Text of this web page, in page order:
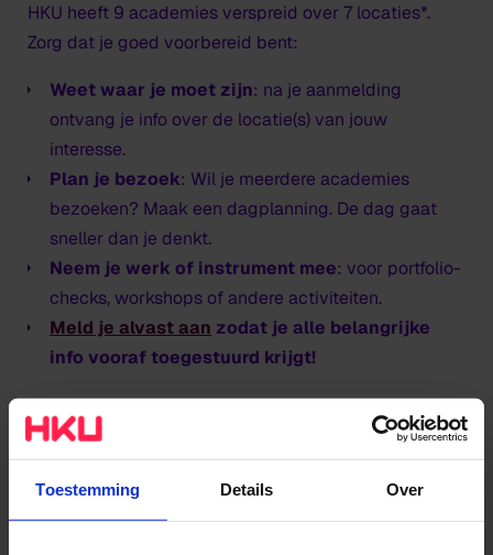
Toestemming Details Over
HKU heeft 9 academies verspreid over 7 locaties*.
Zorg dat je goed voorbereid bent:
Weet waar je moet zijn: na je aanmelding
ontvang je info over de locatie(s) van jouw
interesse.
Plan je bezoek: Wil je meerdere academies
bezoeken? Maak een dagplanning. De dag gaat
sneller dan je denkt.
Neem je werk of instrument mee: voor portfolio-
checks, workshops of andere activiteiten.
Meld je alvast aan zodat je alle belangrijke
info vooraf toegestuurd krijgt!
* LET OP! HKU Theater (met uitzondering van Interactive
Performance Design) en HKU Utrechts Conservatorium doen